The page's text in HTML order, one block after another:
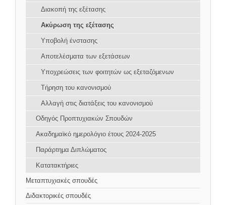
Διακοπή της εξέτασης
Ακύρωση της εξέτασης
Υποβολή ένστασης
Αποτελέσματα των εξετάσεων
Υποχρεώσεις των φοιτητών ως εξεταζόμενων
Τήρηση του κανονισμού
Αλλαγή στις διατάξεις του κανονισμού
Οδηγός Προπτυχιακών Σπουδών
Ακαδημαϊκό ημερολόγιο έτους 2024-2025
Παράρτημα Διπλώματος
Κατατακτήριες
Μεταπτυχιακές σπουδές
Διδακτορικές σπουδές